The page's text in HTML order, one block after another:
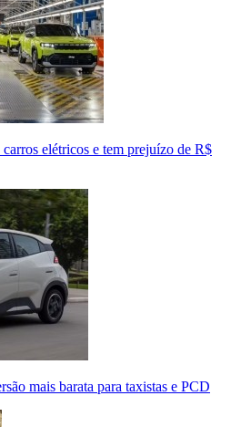
elétricos e tem prejuízo de R$
mais barata para taxistas e PCD